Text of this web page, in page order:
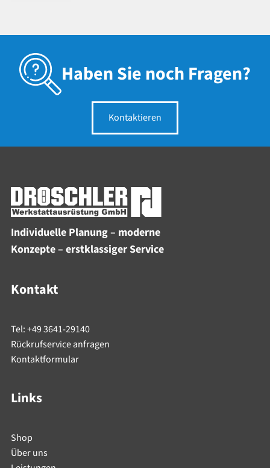
Haben Sie noch Fragen?
Kontaktieren
Individuelle Planung – moderne
Konzepte – erstklassiger Service
Kontakt
Tel: +49 3641-29140
Rückrufservice anfragen
Kontaktformular
Links
Shop
Über uns